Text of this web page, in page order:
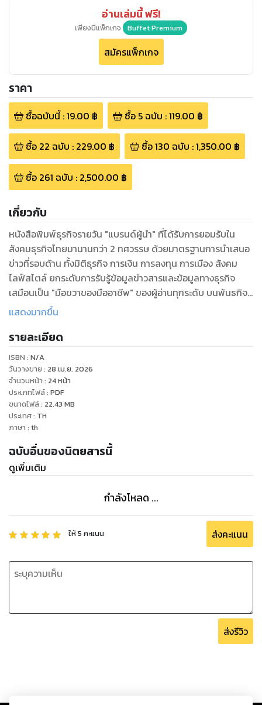
อ่านเล่มนี้ ฟรี!
เพียงมีแพ็กเกจ Buffet Premium
สมัครแพ็กเกจ
ราคา
ซื้อฉบับนี้:19.00 ฿ ซื้อ 5ฉบับ :119.00 ฿
ซื้อ 22 ฉบับ : 229.00 ฿ ซื้อ130 ฉบับ :1,350.00 ฿
ซื้อ 261 ฉบับ : 2,500.00 ฿
เกี่ยวกับ
หนังสือพิมพ์ธุรกิจรายวัน "แบรนด์ผู้นำ" ที่ได้รับการยอมรับใน
สังคมธุรกิจไทยมานานกว่า 2 ทศวรรษ ด้วยมาตรฐานการนำเสนอ
ข่าวที่รอบด้าน ทั้งมิติธุรกิจ การเงิน การลงทุน การเมือง สังคม
ไลฟ์สไตล์ ยกระดับการรับรู้ข้อมูลข่าวสารและข้อมูลทางธุรกิจ
เสมือนเป็น "มือขวาของมืออาชีพ" ของผู้อ่านทุกระดับ บนพันธกิจ
เพื่อสร้างคลังข้อมูลความรู้ที่ถูกต้อง แม่นยำให้ผู้อ่านใช้เป็นเครื่อง
แสดงมากขึ้น
รายละเอียด
ISBN : N/A
วันวางขาย : 28 เม.ย. 2026
จำนวนหน้า : 24หน้า
ประเภทไฟล์: PDF
ขนาดไฟล์: 22.43 MB
ประเทศ: TH
ภาษา : th
ฉบับอื่นของนิตยสารนี้
ดูเพิ่มเติม
กำลังโหลด ...
ให้5 คะแนน ส่งคะแนน
ส่งรีวิว